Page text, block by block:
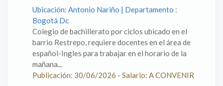
Ubicación: Antonio Nariño | Departamento :
Bogotá Dc
Colegio de bachillerato por ciclos ubicado en el
barrio Restrepo, requiere docentes en el área de
español-Ingles para trabajar en el horario de la
mañana...
Publicación: 30/06/2026 - Salario: A CONVENIR